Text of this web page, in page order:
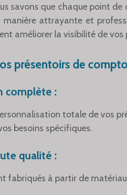
savons que chaque point
attrayante et
améliorer la visibilité de
présentoirs de
complète :
totale de vos
besoins spécifiques.
qualité :
fabriqués à partir de